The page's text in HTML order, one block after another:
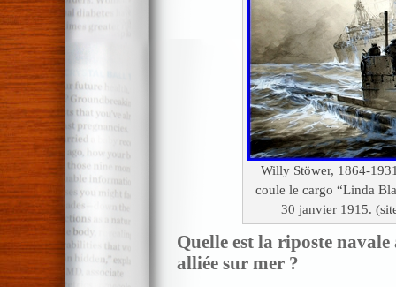
Willy Stöwer, 1864-
coule le cargo “Linda
30 janvier 1915.
Quelle est la riposte
alliée sur mer ?